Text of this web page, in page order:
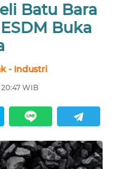
Batu Bara
Buka
- Industri
WIB